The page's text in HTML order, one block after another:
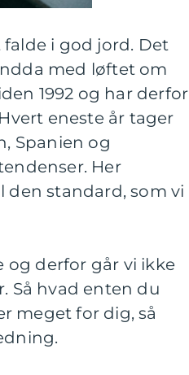
falde i god jord. Det
med løftet om
1992 og har derfor
eneste år tager
Spanien og
Her
den standard, som vi
derfor går vi ikke
Så hvad enten du
meget for dig, så